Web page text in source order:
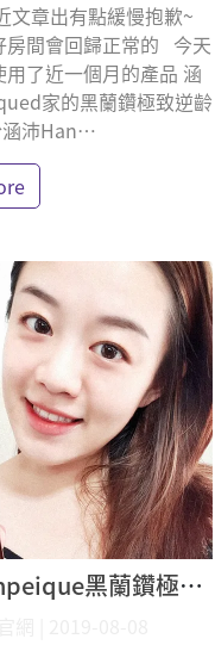
文章出有點緩慢抱歉~
房間會回歸正常的 今天
用了近一個月的產品 涵
家的黑蘭鑽極致逆齡
沛Han⋯
涵沛Hanpeique黑蘭鑽極致逆齡眼霜 鍾小樹 體驗分享